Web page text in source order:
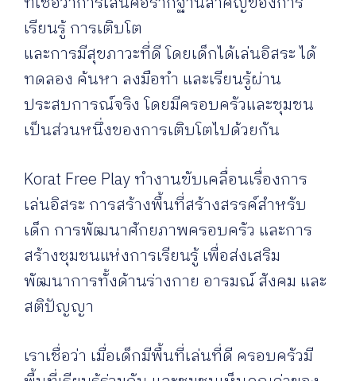
เรียนรู้ การเติบโต
และการมีสุขภาวะที่ดี โดยเด็กได้เล่นอิสระ ได้
ทดลอง ค้นหา ลงมือทำ และเรียนรู้ผ่าน
ประสบการณ์จริง โดยมีครอบครัวและชุมชน
เป็นส่วนหนึ่งของการเติบโตไปด้วยกัน
Korat Free Play ทำงานขับเคลื่อนเรื่องการ
เล่นอิสระ การสร้างพื้นที่สร้างสรรค์สำหรับ
เด็ก การพัฒนาศักยภาพครอบครัว และการ
สร้างชุมชนแห่งการเรียนรู้ เพื่อส่งเสริม
พัฒนาการทั้งด้านร่างกาย อารมณ์ สังคม และ
สติปัญญา
เราเชื่อว่า เมื่อเด็กมีพื้นที่เล่นที่ดี ครอบครัวมี